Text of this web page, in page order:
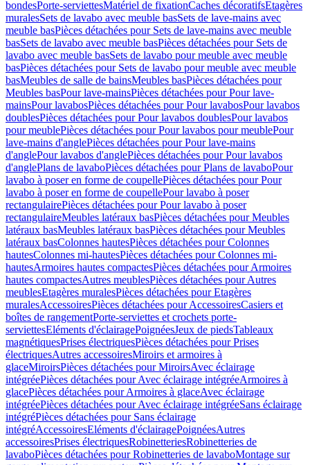
bondesPorte-serviettesMatériel de fixationCaches décoratifsEtagères
muralesSets de lavabo avec meuble basSets de lave-mains avec
meuble basPièces détachées pour Sets de lave-mains avec meuble
basSets de lavabo avec meuble basPièces détachées pour Sets de
lavabo avec meuble basSets de lavabo pour meuble avec meuble
basPièces détachées pour Sets de lavabo pour meuble avec meuble
basMeubles de salle de bainsMeubles basPièces détachées pour
Meubles basPour lave-mainsPièces détachées pour Pour lave-
mainsPour lavabosPièces détachées pour Pour lavabosPour lavabos
doublesPièces détachées pour Pour lavabos doublesPour lavabos
pour meublePièces détachées pour Pour lavabos pour meublePour
lave-mains d'anglePièces détachées pour Pour lave-mains
d'anglePour lavabos d'anglePièces détachées pour Pour lavabos
d'anglePlans de lavaboPièces détachées pour Plans de lavaboPour
lavabo à poser en forme de coupellePièces détachées pour Pour
lavabo à poser en forme de coupellePour lavabo à poser
rectangulairePièces détachées pour Pour lavabo à poser
rectangulaireMeubles latéraux basPièces détachées pour Meubles
latéraux basMeubles latéraux basPièces détachées pour Meubles
latéraux basColonnes hautesPièces détachées pour Colonnes
hautesColonnes mi-hautesPièces détachées pour Colonnes mi-
hautesArmoires hautes compactesPièces détachées pour Armoires
hautes compactesAutres meublesPièces détachées pour Autres
meublesEtagères muralesPièces détachées pour Etagères
muralesAccessoiresPièces détachées pour AccessoiresCasiers et
boîtes de rangementPorte-serviettes et crochets porte-
serviettesEléments d'éclairagePoignéesJeux de piedsTableaux
magnétiquesPrises électriquesPièces détachées pour Prises
électriquesAutres accessoiresMiroirs et armoires à
glaceMiroirsPièces détachées pour MiroirsAvec éclairage
intégréePièces détachées pour Avec éclairage intégréeArmoires à
glacePièces détachées pour Armoires à glaceAvec éclairage
intégréePièces détachées pour Avec éclairage intégréeSans éclairage
intégréPièces détachées pour Sans éclairage
intégréAccessoiresEléments d'éclairagePoignéesAutres
accessoiresPrises électriquesRobinetteriesRobinetteries de
lavaboPièces détachées pour Robinetteries de lavaboMontage sur